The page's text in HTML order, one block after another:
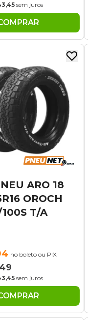
sem juros
ARO 18
OROCH
T/A
no boleto ou PIX
sem juros